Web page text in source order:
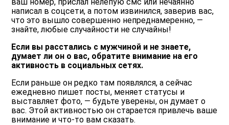
написал в соцсети, а потом извинился, заверив вас,
что это вышло совершенно непреднамеренно, ―
знайте, любые случайности не случайны!
Если вы расстались с мужчиной и не знаете,
думает ли он о вас, обратите внимание на его
активность в социальных сетях.
Если раньше он редко там появлялся, а сейчас
ежедневно пишет посты, меняет статусы и
выставляет фото, ― будьте уверены, он думает о
вас. Этой активностью он старается привлечь ваше
внимание и что-то вам сказать.